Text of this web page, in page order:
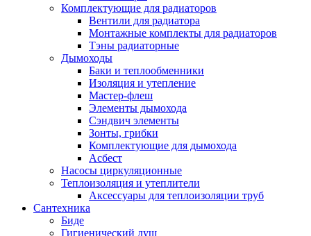
Комплектующие для радиаторов
Вентили для радиатора
Монтажные комплекты для радиаторов
Тэны радиаторные
Дымоходы
Баки и теплообменники
Изоляция и утепление
Мастер-флеш
Элементы дымохода
Сэндвич элементы
Зонты, грибки
Комплектующие для дымохода
Асбест
Насосы циркуляционные
Теплоизоляция и утеплители
Аксессуары для теплоизоляции труб
Сантехника
Биде
Гигиенический душ